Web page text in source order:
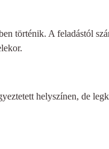
történik. A feladástól
helyszínen, de